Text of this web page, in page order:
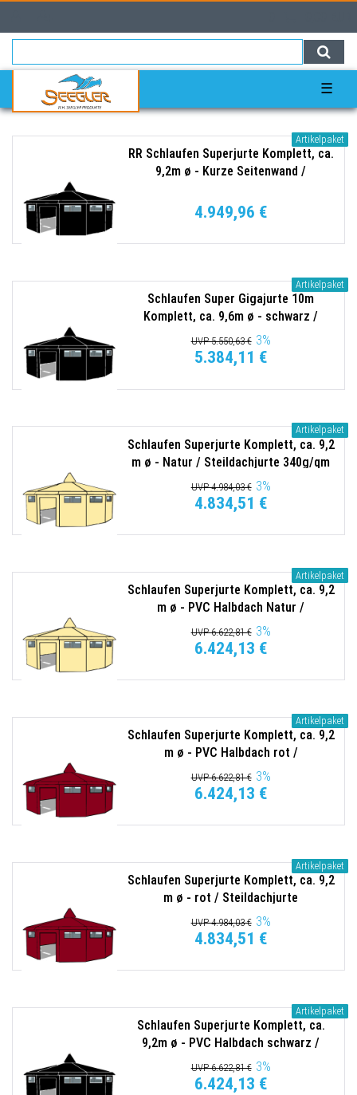
☰
Artikelpaket
RR Schlaufen Superjurte Komplett, ca.
9,2m ø - Kurze Seitenwand /
4.949,96 €
Artikelpaket
Schlaufen Super Gigajurte 10m
Komplett, ca. 9,6m ø - schwarz /
Steildachjurte 340g/qm
UVP 5.550,63 € 3%
5.384,11 €
Artikelpaket
Schlaufen Superjurte Komplett, ca. 9,2
m ø - Natur / Steildachjurte 340g/qm
UVP 4.984,03 € 3%
4.834,51 €
Artikelpaket
Schlaufen Superjurte Komplett, ca. 9,2
m ø - PVC Halbdach Natur /
Steildachjurte 340g/qm
UVP 6.622,81 € 3%
6.424,13 €
Artikelpaket
Schlaufen Superjurte Komplett, ca. 9,2
m ø - PVC Halbdach rot /
Steildachjurte 340g/qm
UVP 6.622,81 € 3%
6.424,13 €
Artikelpaket
Schlaufen Superjurte Komplett, ca. 9,2
m ø - rot / Steildachjurte
UVP 4.984,03 € 3%
4.834,51 €
Artikelpaket
Schlaufen Superjurte Komplett, ca.
9,2m ø - PVC Halbdach schwarz /
Steildachjurte 285/300g/qm
UVP 6.622,81 € 3%
6.424,13 €